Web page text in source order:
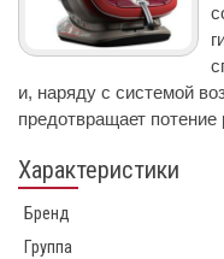
и, наряду с системой
предотвращает
Характеристики
Бренд
Группа